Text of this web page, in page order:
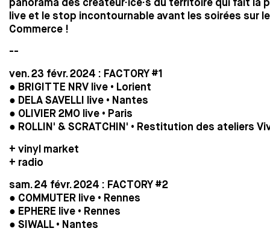
panorama des créateur·ice·s du territoire qui fait la
live et le stop incontournable avant les soirées sur
Commerce !
--
ven. 23 févr. 2024 : FACTORY #1
● BRIGITTE NRV live • Lorient
● DELA SAVELLI live • Nantes
● OLIVIER 2MO live • Paris
● ROLLIN' & SCRATCHIN' • Restitution des ateliers
+ vinyl market
+ radio
sam. 24 févr. 2024 : FACTORY #2
● COMMUTER live • Rennes
● EPHERE live • Rennes
● SIWALL • Nantes